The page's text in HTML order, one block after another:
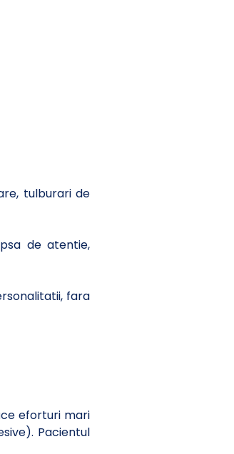
tulburari de
de atentie,
fara
eforturi mari
Pacientul